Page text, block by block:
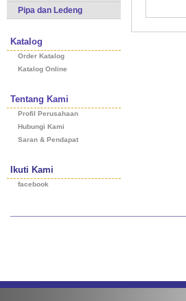
Pipa dan Ledeng
Katalog
Order Katalog
Katalog Online
Tentang Kami
Profil Perusahaan
Hubungi Kami
Saran & Pendapat
Ikuti Kami
facebook